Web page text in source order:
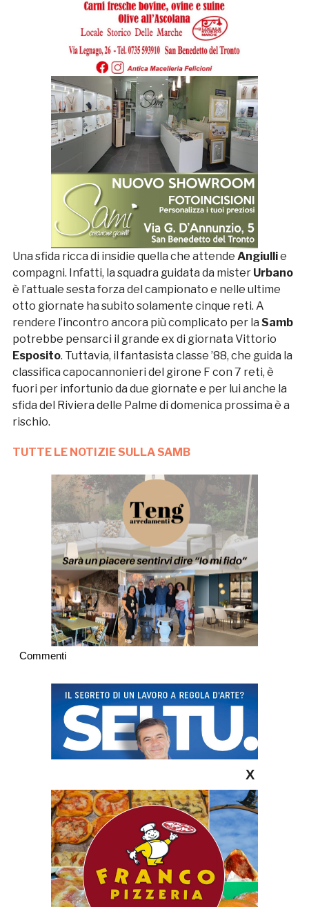
Una sfida ricca di insidie quella che attende Angiullie
compagni. Infatti, la squadra guidata da mister Urbano
è l’attuale sesta forza del campionato e nelle ultime
otto giornate ha subito solamente cinque reti. A
rendere l’incontro ancora più complicato per la Samb
potrebbe pensarci il grande ex di giornata Vittorio
Esposito. Tuttavia, il fantasista classe ’88, che guida la
classifica capocannonieri del girone F con 7 reti, è
fuori per infortunio da due giornate e per lui anche la
sfida del Riviera delle Palme di domenica prossima è a
rischio.
TUTTE LE NOTIZIE SULLA SAMB
Commenti
X